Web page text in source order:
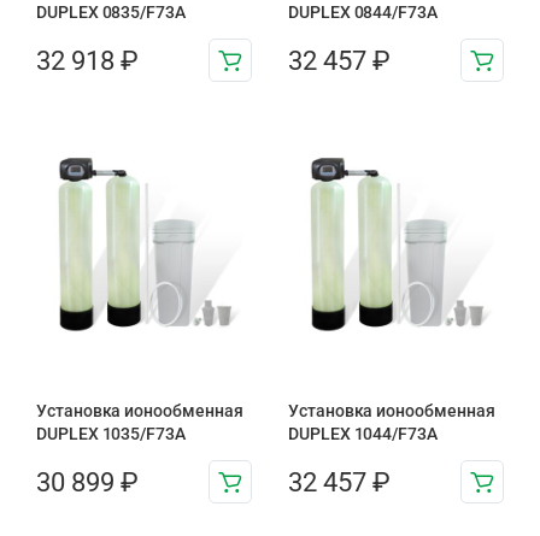
DUPLEX 0835/F73A
32 918 ₽
DUPLEX 0844/F73A
32 457 ₽
Установка ионообменная
DUPLEX 1035/F73A
30 899 ₽
Установка ионообменная
DUPLEX 1044/F73A
32 457 ₽